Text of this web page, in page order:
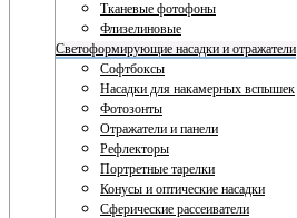
Тканевые фотофоны
Флизелиновые
Светоформирующие насадки и отражатели
Софтбоксы
Насадки для накамерных вспышек
Фотозонты
Отражатели и панели
Рефлекторы
Портретные тарелки
Конусы и оптические насадки
Сферические рассеиватели